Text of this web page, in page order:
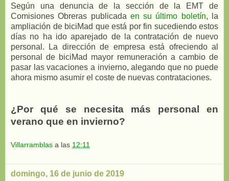
Según una denuncia de la sección de la EMT de
Comisiones Obreras publicada en su último boletín, la
ampliación de biciMad que está por fin sucediendo estos
días no ha ido aparejado de la contratación de nuevo
personal. La dirección de empresa está ofreciendo al
personal de biciMad mayor remuneración a cambio de
pasar las vacaciones a invierno, alegando que no puede
ahora mismo asumir el coste de nuevas contrataciones.
¿Por qué se necesita más personal en
verano que en invierno?
Villarramblas a las 12:11
domingo, 16 de junio de 2019